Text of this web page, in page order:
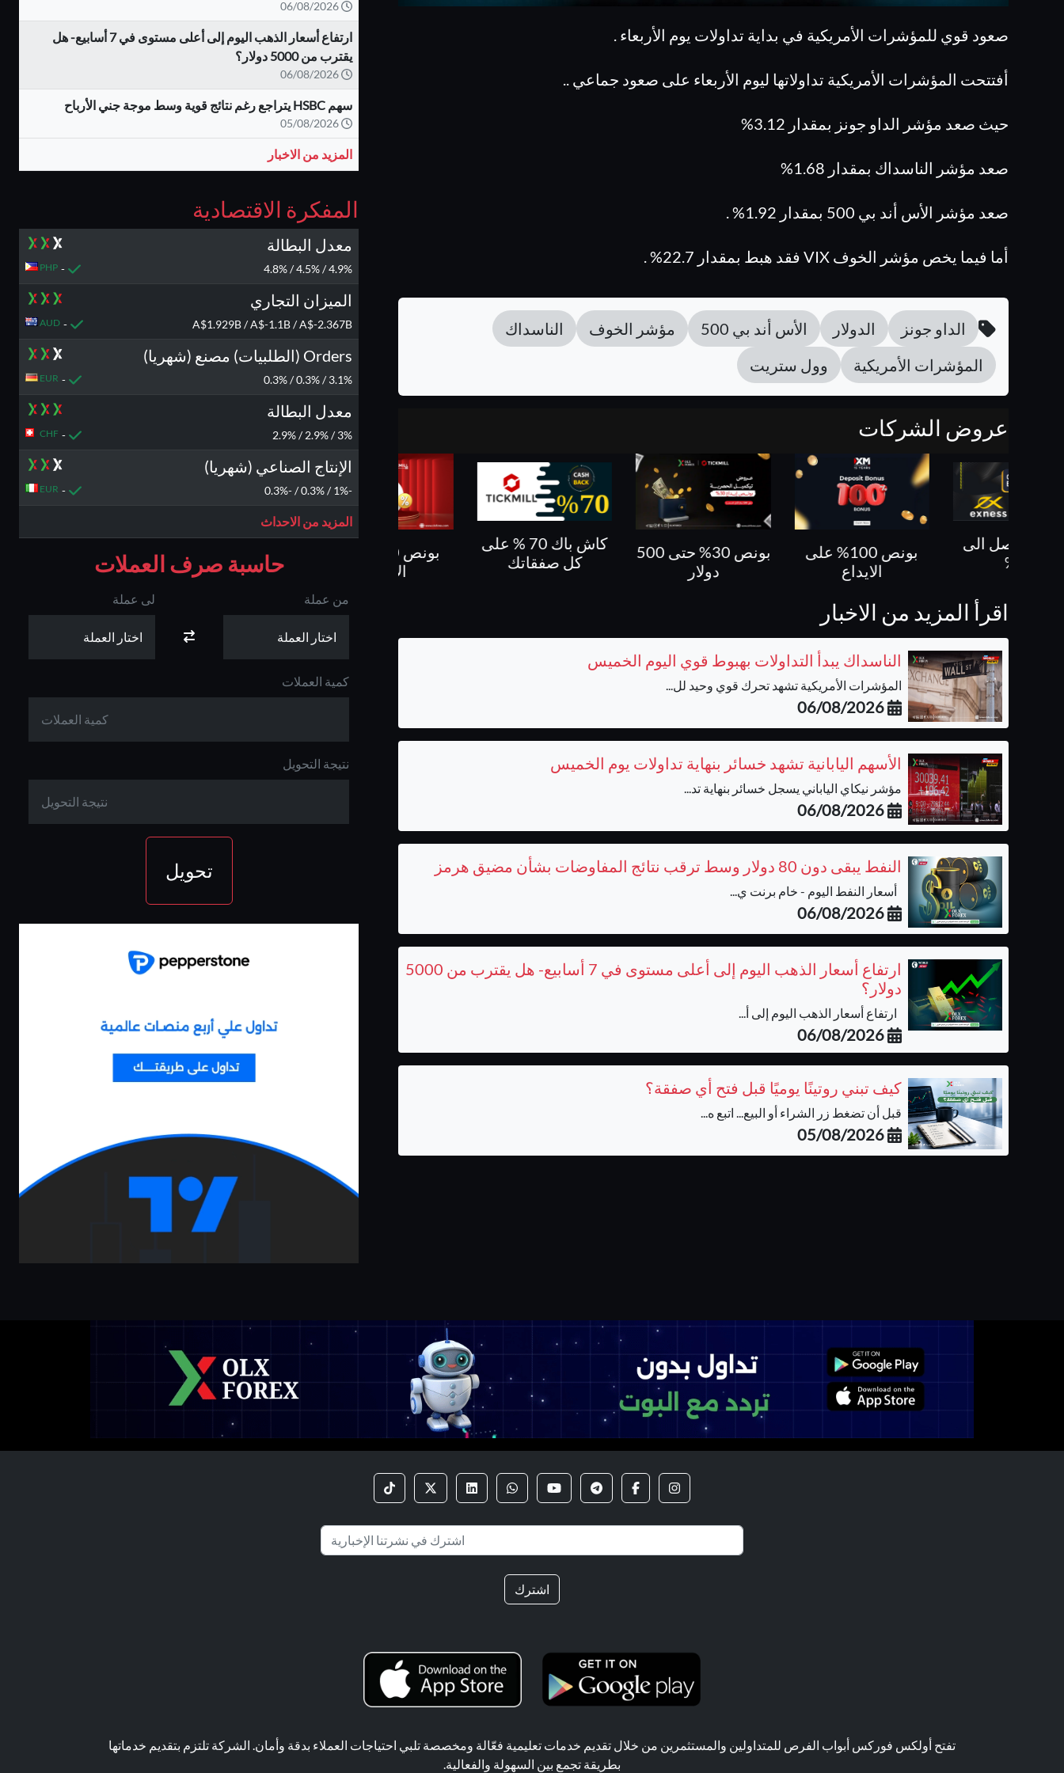
06/08/2026
ارتفاع أسعار الذهب اليوم إلى أعلى مستوى في 7 أسابيع- هل
يقترب من 5000 دولار؟
06/08/2026
سهم HSBC يتراجع رغم نتائج قوية وسط موجة جني الأرباح
05/08/2026
المزيد من الاخبار
المفكرة الاقتصادية
معدل البطالة
4.9% / 4.5% / 4.8%
-
PHP
الميزان التجاري
A$1.929B / A$-1.1B / A$-2.367B
-
AUD
Orders (الطلبيات) مصنع (شهريا)
3.1% / 0.3% / 0.3%
-
EUR
معدل البطالة
3% / 2.9% / 2.9%
-
CHF
الإنتاج الصناعي (شهريا)
-1% / 0.3% / -0.3%
-
EUR
المزيد من الاحداث
حاسبة صرف العملات
من عملة لى عملة
كمية العملات
نتيجة التحويل
تحويل
صعود قوي للمؤشرات الأمريكية في بداية تداولات يوم الأربعاء .
أفتتحت المؤشرات الأمريكية تداولاتها ليوم الأربعاء على صعود جماعي ..
حيث صعد مؤشر الداو جونز بمقدار 3.12%
صعد مؤشر الناسداك بمقدار 1.68%
صعد مؤشر الأس أند بي 500 بمقدار 1.92% .
أما فيما يخص مؤشر الخوف VIX فقد هبط بمقدار 22.7% .
الداو جونز الدولار الأس أند بي 500 مؤشر الخوف
الناسداك
المؤشرات الأمريكية
وول ستريت
عروض الشركات
بونص 100% على
الايداع
بونص 30% حتى 500
دولار
كاش باك 70 % على
كل صفقاتك
بونص 10 % على
الايداع
كاش باك حتى 60%
كاش باك يصل الى
80%
اقرأ المزيد من الاخبار
الناسداك يبدأ التداولات بهبوط قوي اليوم الخميس
المؤشرات الأمريكية تشهد تحرك قوي وحيد لل...
06/08/2026
الأسهم اليابانية تشهد خسائر بنهاية تداولات يوم الخميس
مؤشر نيكاي الياباني يسجل خسائر بنهاية تد...
06/08/2026
النفط يبقى دون 80 دولار وسط ترقب نتائج المفاوضات بشأن مضيق هرمز
أسعار النفط اليوم - خام برنت ي...
06/08/2026
ارتفاع أسعار الذهب اليوم إلى أعلى مستوى في 7 أسابيع- هل يقترب من 5000
دولار؟
ارتفاع أسعار الذهب اليوم إلى أ...
06/08/2026
كيف تبني روتينًا يوميًا قبل فتح أي صفقة؟
قبل أن تضغط زر الشراء أو البيع... اتبع ه...
05/08/2026
اشترك
تفتح أولكس فوركس أبواب الفرص للمتداولين والمستثمرين من خلال تقديم خدمات تعليمية فعّالة ومخصصة تلبي احتياجات العملاء بدقة وأمان. الشركة تلتزم بتقديم خدماتها
بطريقة تجمع بين السهولة والفعالية.